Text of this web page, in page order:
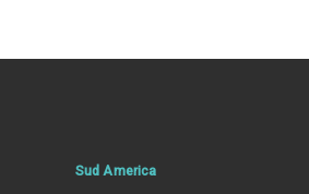
Sud America